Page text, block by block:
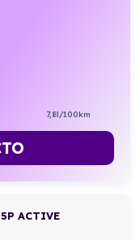
7,8l/100km
ACTIVE